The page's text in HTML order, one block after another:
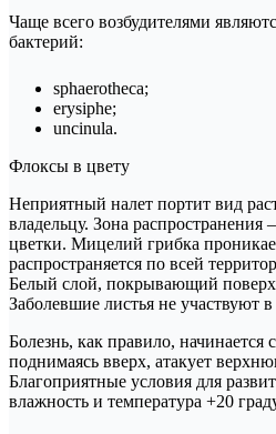
Чаще всего возбудителями
бактерий:
sphaerotheca;
erysiphe;
uncinula.
Флоксы в цвету
Неприятный налет портит вид
владельцу. Зона распространения
цветки. Мицелий грибка
распространяется по всей
Белый слой, покрывающий
Заболевшие листья не участвуют в
Болезнь, как правило, начинается
поднимаясь вверх, атакует
Благоприятные условия для
влажность и температура +20